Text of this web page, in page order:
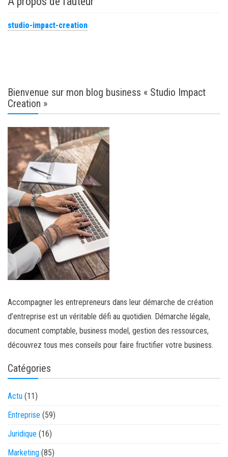
studio-impact-creation
Bienvenue sur mon blog business « Studio Impact
Creation »
Accompagner les entrepreneurs dans leur démarche de création
d’entreprise est un véritable défi au quotidien. Démarche légale,
document comptable, business model, gestion des ressources,
découvrez tous mes conseils pour faire fructifier votre business.
Catégories
Actu (11)
Entreprise (59)
Juridique (16)
Marketing (85)